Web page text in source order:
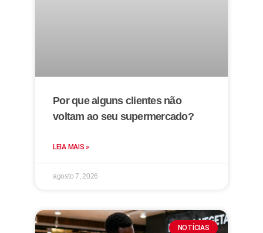
Por que alguns clientes não
voltam ao seu supermercado?
LEIA MAIS »
agosto 7, 2026
NOTÍCIAS